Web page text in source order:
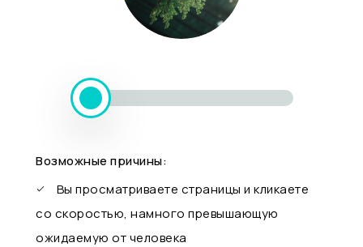
Возможные причины:
Вы просматриваете страницы и кликаете
со скоростью, намного превышающую
ожидаемую от человека